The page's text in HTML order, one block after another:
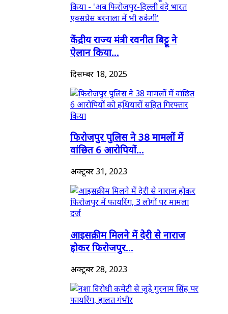
केंद्रीय राज्य मंत्री रवनीत बिट्टू ने
ऐलान किया...
दिसम्बर 18, 2025
फिरोजपुर पुलिस ने 38 मामलों में
वांछित 6 आरोपियों...
अक्टूबर 31, 2023
आइसक्रीम मिलने में देरी से नाराज
होकर फिरोजपुर...
अक्टूबर 28, 2023